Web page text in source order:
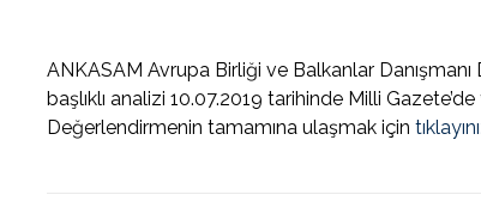
ANKASAM Avrupa Birliği ve Balkanlar Danışmanı
başlıklı analizi 10.07.2019 tarihinde Milli Gazete’de
Değerlendirmenin tamamına ulaşmak için